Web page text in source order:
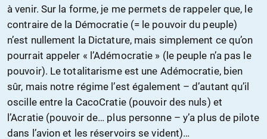
à venir. Sur la forme, je me permets de rappeler que, le
contraire de la Démocratie (= le pouvoir du peuple)
n’est nullement la Dictature, mais simplement ce qu’on
pourrait appeler « l’Adémocratie » (le peuple n’a pas le
pouvoir). Le totalitarisme est une Adémocratie, bien
sûr, mais notre régime l’est également – d’autant qu’il
oscille entre la CacoCratie (pouvoir des nuls) et
l’Acratie (pouvoir de… plus personne – y’a plus de pilote
dans l’avion et les réservoirs se vident)…